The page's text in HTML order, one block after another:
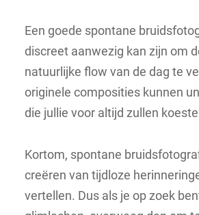
Een goede spontane
discreet aanwezig kan zijn om
natuurlijke flow van de dag te
originele composities kunnen
die jullie voor altijd zullen
Kortom, spontane
creëren van tijdloze
vertellen. Dus als je op zoek